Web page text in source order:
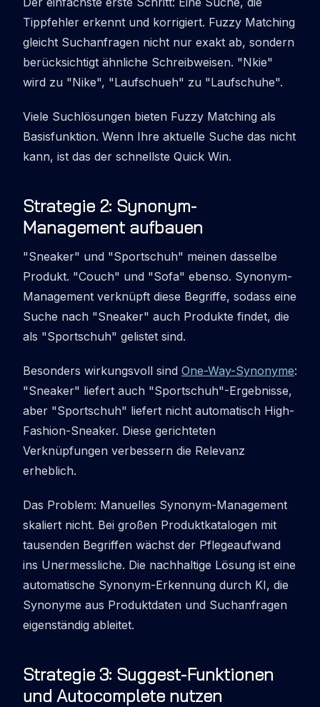
Tippfehler erkennt und korrigiert. Fuzzy Matching
gleicht Suchanfragen nicht nur exakt ab, sondern
berücksichtigt ähnliche Schreibweisen. "Nkie"
wird zu "Nike", "Laufschueh" zu "Laufschuhe".
Viele Suchlösungen bieten Fuzzy Matching als
Basisfunktion. Wenn Ihre aktuelle Suche das nicht
kann, ist das der schnellste Quick Win.
Strategie 2: Synonym-
Management aufbauen
"Sneaker" und "Sportschuh" meinen dasselbe
Produkt. "Couch" und "Sofa" ebenso. Synonym-
Management verknüpft diese Begriffe, sodass eine
Suche nach "Sneaker" auch Produkte findet, die
als "Sportschuh" gelistet sind.
Besonders wirkungsvoll sind One-Way-Synonyme:
"Sneaker" liefert auch "Sportschuh"-Ergebnisse,
aber "Sportschuh" liefert nicht automatisch High-
Fashion-Sneaker. Diese gerichteten
Verknüpfungen verbessern die Relevanz
erheblich.
Das Problem: Manuelles Synonym-Management
skaliert nicht. Bei großen Produktkatalogen mit
tausenden Begriffen wächst der Pflegeaufwand
ins Unermessliche. Die nachhaltige Lösung ist eine
automatische Synonym-Erkennung durch KI, die
Synonyme aus Produktdaten und Suchanfragen
eigenständig ableitet.
Strategie 3: Suggest-Funktionen
und Autocomplete nutzen